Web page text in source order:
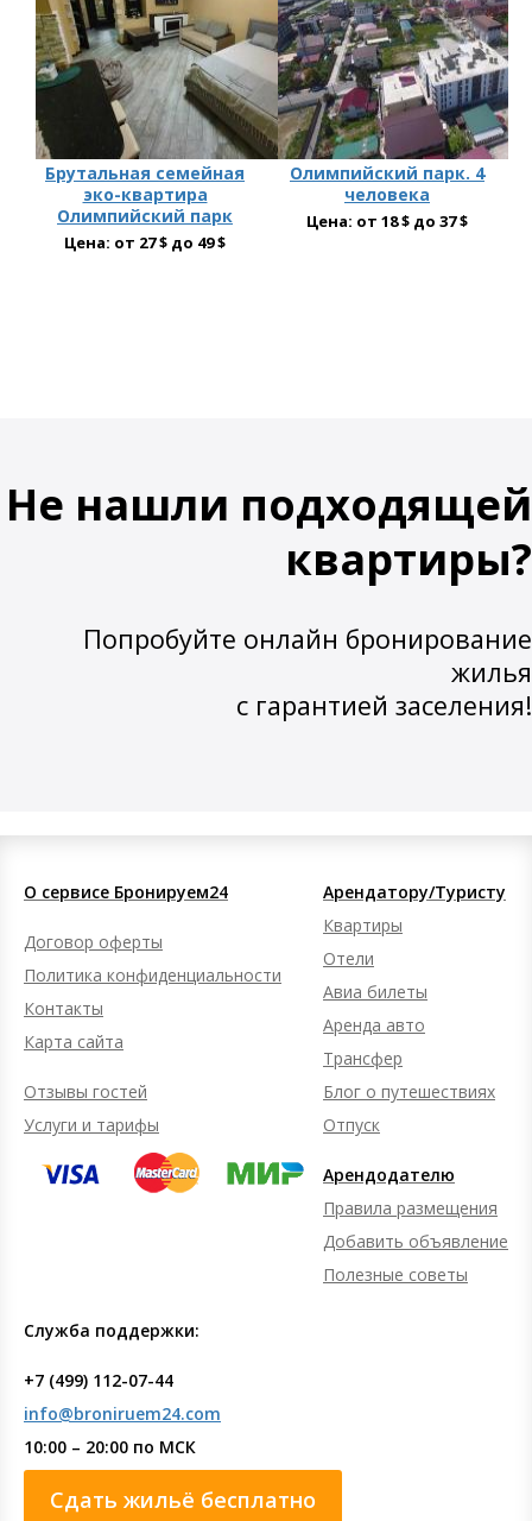
Брутальная семейная
эко-квартира
Олимпийский парк
Цена: от 27 $ до 49 $
Олимпийский парк. 4
человека
Цена: от 18 $ до 37 $
Не нашли подходящей
квартиры?
Попробуйте онлайн бронирование
жилья
с гарантией заселения!
О сервисе Бронируем24
Договор оферты
Политика конфиденциальности
Контакты
Карта сайта
Отзывы гостей
Услуги и тарифы
Арендатору/Туристу
Квартиры
Отели
Авиа билеты
Аренда авто
Трансфер
Блог о путешествиях
Отпуск
Арендодателю
Правила размещения
Добавить объявление
Полезные советы
Служба поддержки:
+7 (499) 112-07-44
info@broniruem24.com
10:00 – 20:00 по МСК
Сдать жильё бесплатно